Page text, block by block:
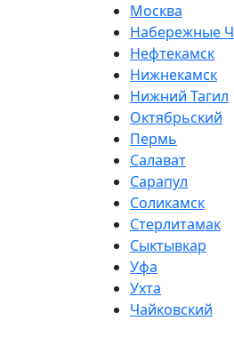
Москва
Набережные
Нефтекамск
Нижнекамск
Нижний Тагил
Октябрьский
Пермь
Салават
Сарапул
Соликамск
Стерлитамак
Сыктывкар
Уфа
Ухта
Чайковский